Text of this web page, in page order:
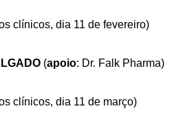
clínicos, dia 11 de fevereiro)
(apoio: Dr. Falk Pharma)
clínicos, dia 11 de março)